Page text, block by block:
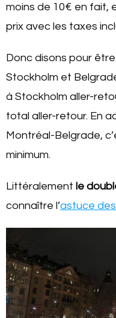
moins de 10€ en fait,
prix avec les taxes
Donc disons pour être
Stockholm et
à Stockholm aller-
total aller-retour. En
Montréal-Belgrade,
minimum.
Littéralement le
connaître l’astuce